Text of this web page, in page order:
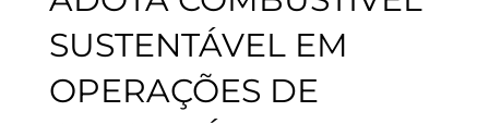
SUSTENTÁVEL EM
OPERAÇÕES DE